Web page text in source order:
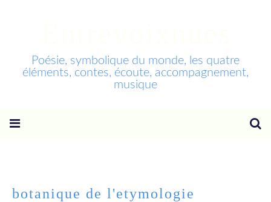
Poésie, symbolique du monde, les quatre
éléments, contes, écoute, accompagnement,
musique
botanique de l'etymologie